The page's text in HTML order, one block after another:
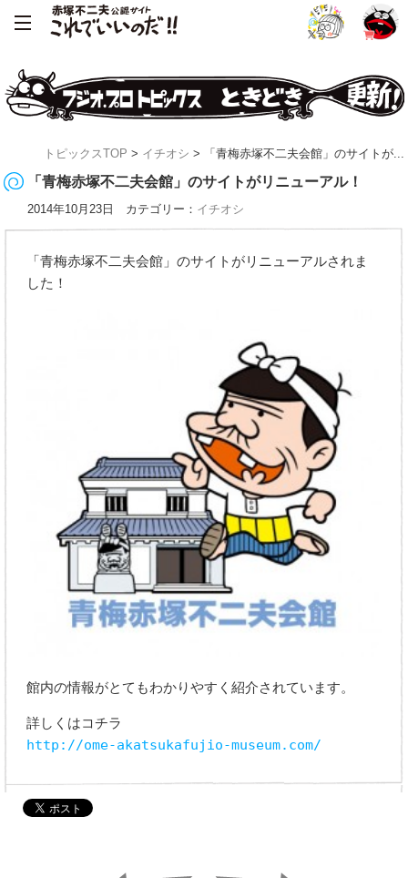
トピックスTOP > イチオシ > 「青梅赤塚不二夫会館」のサイトが...
「青梅赤塚不二夫会館」のサイトがリニューアル！
2014年10月23日 カテゴリー： イチオシ
「青梅赤塚不二夫会館」のサイトがリニューアルされま
した！
館内の情報がとてもわかりやすく紹介されています。
詳しくはコチラ
http://ome-akatsukafujio-museum.com/